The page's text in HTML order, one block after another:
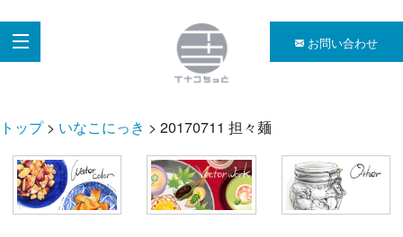
お問い合わせ
トップ> いなこにっき > 20170711 担々麺